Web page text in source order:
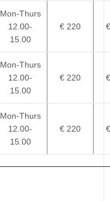
Mon-Thurs
12.00-
15.00
€ 220
Mon-Thurs
12.00-
15.00
€ 220
Mon-Thurs
12.00-
15.00
€ 220